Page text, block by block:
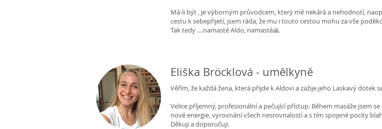
Má-li být , je výborným průvodcem, který mě nekárá a nehodnotí,
cestu k sebepřijetí, jsem ráda, že mu i touto cestou mohu za vše
Tak tedy ....namasté Aldo, namasté🙏
Eliška Bröcklová - umělkyně
Věřím, že každá žena, která přijde k Aldovi a zažije jeho Laskavý dotek
Velice příjemný, profesionální a pečující přístup. Během masáže jsem
nové energie, vyrovnání všech nesrovnalostí a s tím spojené pocity
Děkuji a doporučuji.